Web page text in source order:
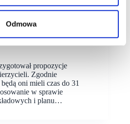
Odmowa
prostej postępowania
propozycje
Zgodnie
oni mieli czas do 31
w sprawie
i planu…